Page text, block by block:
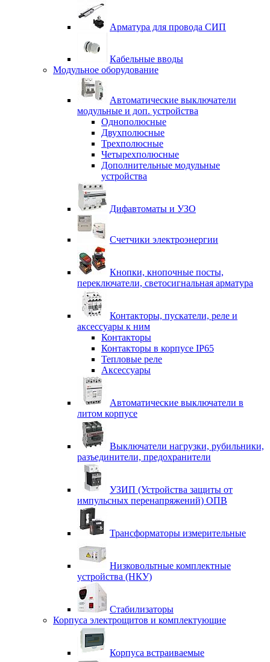
Арматура для провода СИП
Кабельные вводы
Модульное оборудование
Автоматические выключатели
модульные и доп. устройства
Однополюсные
Двухполюсные
Трехполюсные
Четырехполюсные
Дополнительные модульные
устройства
Дифавтоматы и УЗО
Счетчики электроэнергии
Кнопки, кнопочные посты,
переключатели, светосигнальная арматура
Контакторы, пускатели, реле и
аксессуары к ним
Контакторы
Контакторы в корпусе IP65
Тепловые реле
Аксессуары
Автоматические выключатели в
литом корпусе
Выключатели нагрузки, рубильники,
разъединители, предохранители
УЗИП (Устройства защиты от
импульсных перенапряжений) ОПВ
Трансформаторы измерительные
Низковольтные комплектные
устройства (НКУ)
Стабилизаторы
Корпуса электрощитов и комплектующие
Корпуса встраиваемые